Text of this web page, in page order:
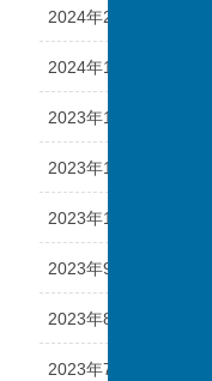
2024年2月
2024年1月
2023年12月
2023年11月
2023年10月
2023年9月
2023年8月
2023年7月